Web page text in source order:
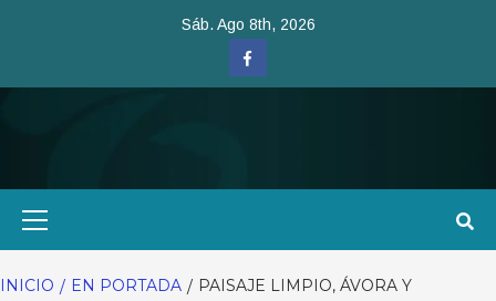
Sáb. Ago 8th, 2026
Facebook
INICIO EN PORTADA
PAISAJE LIMPIO, ÁVORA Y